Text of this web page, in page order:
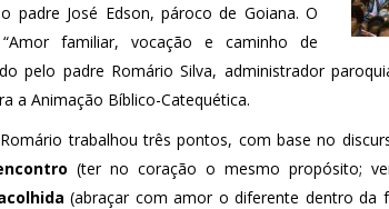
padre José Edson, pároco de Goiana. O
familiar, vocação e caminho de
pelo padre Romário Silva, administrador
a Animação Bíblico-Catequética.
trabalhou três pontos, com base no
(ter no coração o mesmo propósito;
(abraçar com amor o diferente dentro da